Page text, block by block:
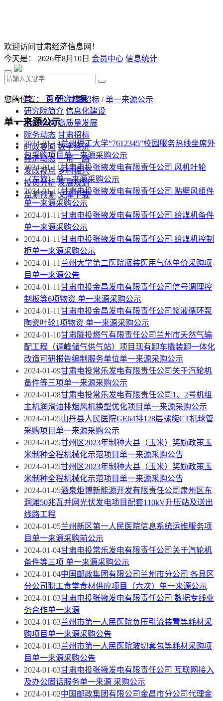
欢迎访问甘肃经济信息网！
今天是： 2026年8月10日 会员中心 信息统计
首 页 研究成果
研究院简介 信息化建设
组织机构 高质量发展
院务动态 甘肃招标
时政要闻 数字经济
经济动态 一带一路
发改视点 乡村振兴
投资分析 发展规划
监测预测 文库下载
您的位置： 首页/甘肃招标 /单一来源公示
单一来源公示
2024-01-14兰州理工大学“7612345”校园服务热线坐席外
包采购项目单一来源采购公示
2024-01-11甘肃电投张掖发电有限责任公司 风机叶轮
（左旋）单一来源采购公示
2024-01-11甘肃电投张掖发电有限责任公司 贴壁风组件
单一来源采购公示
2024-01-11甘肃电投张掖发电有限责任公司 给煤机备件
单一来源采购公示
2024-01-11甘肃电投张掖发电有限责任公司 给煤机控制
柜单一来源采购公示
2024-01-11兰州大学第二医院瓶装医用气体单价采购项
目单一来源公告
2024-01-11甘肃电投金昌发电有限责任公司信号调理控
制板等6项物资 ​单一来源采购公示
2024-01-11甘肃电投金昌发电有限责任公司浆液循环泵
陶瓷叶轮1项物资 单一来源采购公示
2024-01-10甘肃陇投燃气有限责任公司兰州市天然气输
配工程（调峰储气供气站）项目现有卸车撬装卸一体化
改造可研报告编制服务单位单一来源采购公示
2024-01-09甘肃电投常乐发电有限责任公司关于汽轮机
备件等三项单一来源采购公示
2024-01-08甘肃电投常乐发电有限责任公司1、2号机组
主机润滑油排烟风机换型优化项目单一来源采购公示
2024-01-05山丹县人民医院GE64排128层螺旋CT机球管
采购项目单一来源采购公示
2024-01-05​甘州区2023年制种大县（玉米）奖励政策玉
米制种全程机械化示范项目单一来源釆购公告
2024-01-05​甘州区2023年制种大县（玉米）奖励政策玉
米制种全程机械化示范项目单一来源釆购公告
2024-01-05酒泉炬博新能源开发有限责任公司肃州区东
洞滩50兆瓦并网光伏发电项目配套110kV升压站及送出
线路工程
2024-01-05兰州新区第一人民医院信息系统运维服务项
目单一来源采购前公示
2024-01-04甘肃电投常乐发电有限责任公司关于汽轮机
备件等三项 单一来源采购公示
2024-01-04中国邮政集团有限公司兰州市分公司 各县区
分公司职工食堂食材供应项目（六次）单一来源公示
2024-01-03甘肃电投张掖发电有限责任公司 数据专线业
务合作单一来源
2024-01-03兰州市第一人民医院负压引流装置等耗材采
购项目单一来源采购公告
2024-01-03兰州市第一人民医院玻切套包等耗材采购项
目单一来源采购公告
2024-01-03甘肃电投张掖发电有限责任公司 互联网接入
及办公固话服务单一来源 采购公示
2024-01-02中国邮政集团有限公司金昌市分公司代理金